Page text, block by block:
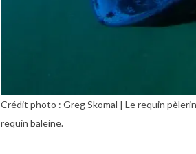
Crédit photo : Greg Skomal | Le requin
requin baleine.